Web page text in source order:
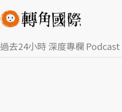
過去24小時深度專欄 Podcast